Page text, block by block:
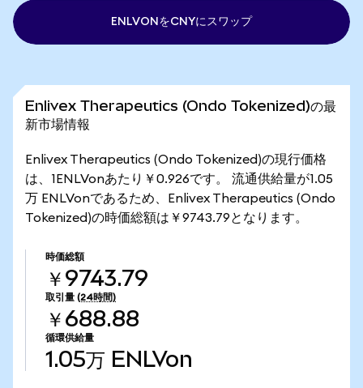
ENLVONをCNYにスワップ
Enlivex Therapeutics (Ondo Tokenized)の最
新市場情報
Enlivex Therapeutics (Ondo Tokenized)の現行価格
は、1ENLVonあたり￥0.926です。 流通供給量が1.05
万 ENLVonであるため、Enlivex Therapeutics (Ondo
Tokenized)の時価総額は￥9743.79となります。
時価総額
￥9743.79
取引量 (24時間)
￥688.88
循環供給量
1.05万 ENLVon